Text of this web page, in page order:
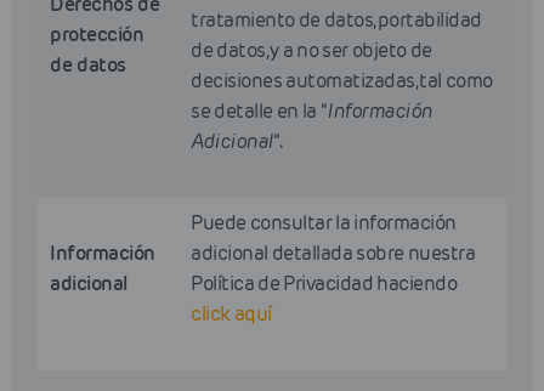
protección
de datos
tratamiento de datos, portabilidad
de datos, y a no ser objeto de
decisiones automatizadas, tal como
se detalle en la “Información
Adicional”.
Información
adicional
Puede consultar la información
adicional detallada sobre nuestra
Política de Privacidad haciendo
click aquí